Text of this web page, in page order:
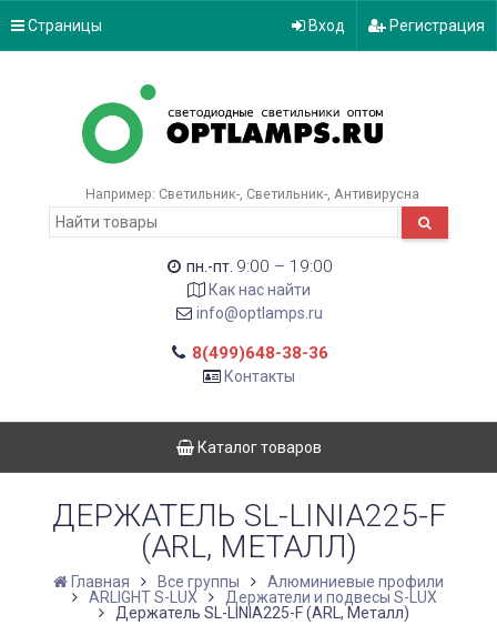
Страницы Вход Регистрация
Например: Светильник- Светильник- Антивирусна
пн.-пт. 9:00 – 19:00
Как нас найти
info@optlamps.ru
8(499)648-38-36
Контакты
Каталог товаров
ДЕРЖАТЕЛЬ SL-LINIA225-F
(ARL, МЕТАЛЛ)
Главная Все группы
Алюминиевые профили
ARLIGHT S-LUX
Держатели и подвесы S-LUX
Держатель SL-LINIA225-F (ARL, Металл)